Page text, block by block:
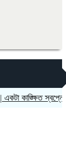
স্বপ্নের গল্প